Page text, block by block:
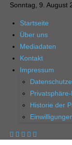
Sonntag, 9. August
Startseite
Über uns
Mediadaten
Kontakt
Impressum
Historie der